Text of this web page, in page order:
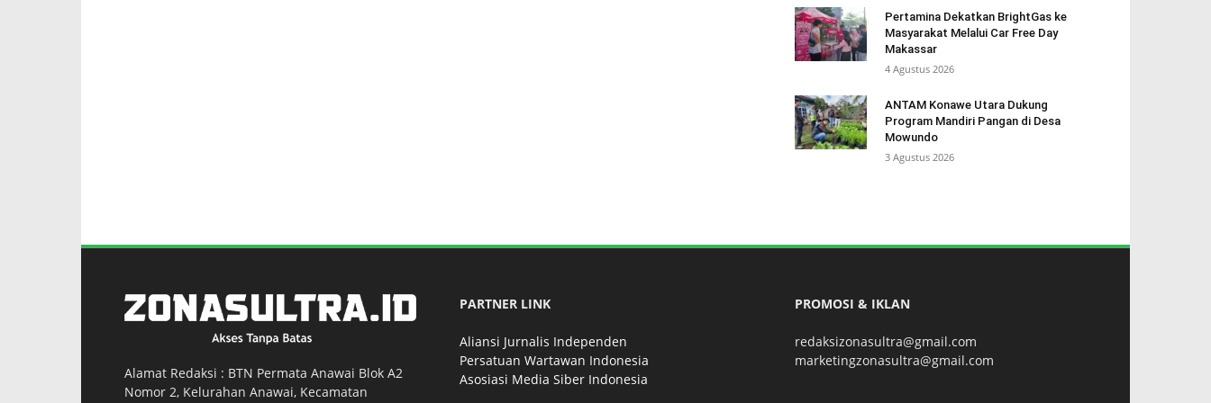
Pertamina Dekatkan BrightGas ke
Masyarakat Melalui Car Free Day
Makassar
4 Agustus 2026
ANTAM Konawe Utara Dukung
Program Mandiri Pangan di Desa
Mowundo
3 Agustus 2026
Alamat Redaksi : BTN Permata Anawai Blok A2
Nomor 2, Kelurahan Anawai, Kecamatan
PARTNER LINK
Aliansi Jurnalis Independen
Persatuan Wartawan Indonesia
Asosiasi Media Siber Indonesia
PROMOSI & IKLAN
redaksizonasultra@gmail.com
marketingzonasultra@gmail.com